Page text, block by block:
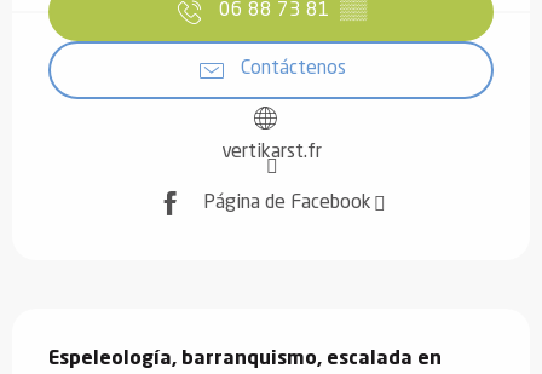
06 88 73 81 ▒▒
Contáctenos
vertikarst.fr
Página de Facebook
Espeleología, barranquismo, escalada en